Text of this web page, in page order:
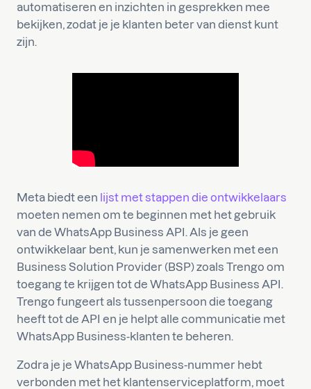
automatiseren en inzichten in gesprekken mee
bekijken, zodat je je klanten beter van dienst kunt
zijn.
Meta biedt een lijst met stappen die ontwikkelaars
moeten nemen om te beginnen met het gebruik
van de WhatsApp Business API. Als je geen
ontwikkelaar bent, kun je samenwerken met een
Business Solution Provider (BSP) zoals Trengo om
toegang te krijgen tot de WhatsApp Business API.
Trengo fungeert als tussenpersoon die toegang
heeft tot de API en je helpt alle communicatie met
WhatsApp Business-klanten te beheren.
Zodra je je WhatsApp Business-nummer hebt
verbonden met het klantenserviceplatform, moet